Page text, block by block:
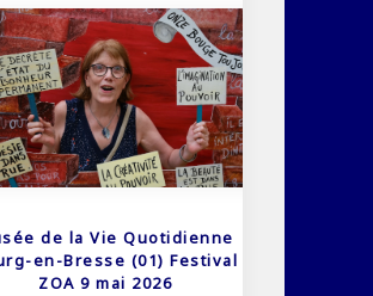
de la Vie Quotidienne
en-Bresse (01) Festival
ZOA 9 mai 2026